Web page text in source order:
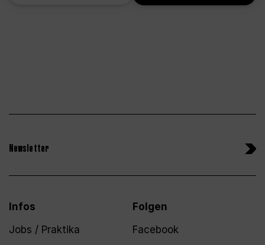
Newsletter
Infos
Jobs / Praktika
Folgen
Facebook